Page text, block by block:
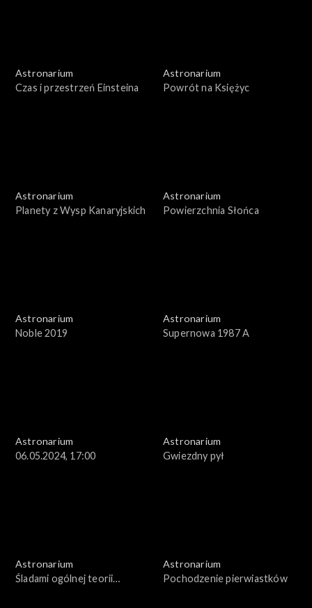
Astronarium
Czas i przestrzeń Einsteina
Astronarium
Powrót na Księżyc
Astronarium
Planety z Wysp Kanaryjskich
Astronarium
Powierzchnia Słońca
Astronarium
Noble 2019
Astronarium
Supernowa 1987 A
Astronarium
06.05.2024, 17:00
Astronarium
Gwiezdny pył
Astronarium
Śladami ogólnej teorii
Astronarium
Pochodzenie pierwiastków